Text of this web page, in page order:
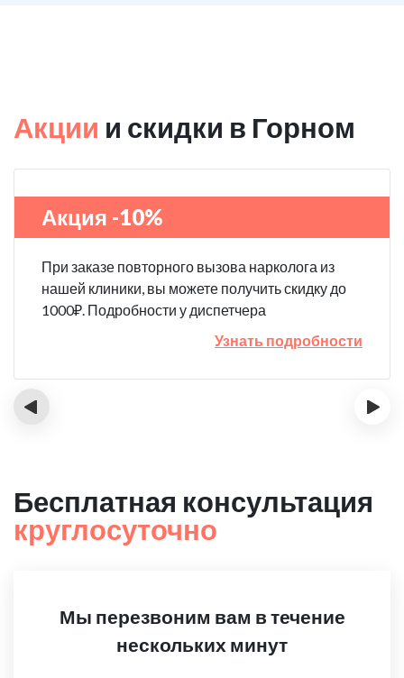
Акции и скидки в Горном
Акция -10%
При заказе повторного вызова нарколога из
нашей клиники, вы можете получить скидку до
1000₽. Подробности у диспетчера
Узнать подробности
‹ ›
Бесплатная консультация
круглосуточно
Мы перезвоним вам в течение
нескольких минут